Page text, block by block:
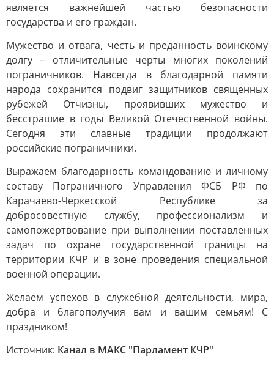
является важнейшей частью безопасности
государства и его граждан.
Мужество и отвага, честь и преданность воинскому
долгу – отличительные черты многих поколений
пограничников. Навсегда в благодарной памяти
народа сохранится подвиг защитников священных
рубежей Отчизны, проявивших мужество и
бесстрашие в годы Великой Отечественной войны.
Сегодня эти славные традиции продолжают
российские пограничники.
Выражаем благодарность командованию и личному
составу Пограничного Управления ФСБ РФ по
Карачаево-Черкесской Республике за
добросовестную службу, профессионализм и
самопожертвование при выполнении поставленных
задач по охране государственной границы на
территории КЧР и в зоне проведения специальной
военной операции.
Желаем успехов в служебной деятельности, мира,
добра и благополучия вам и вашим семьям! С
праздником!
Источник: Канал в МАКС "Парламент КЧР"